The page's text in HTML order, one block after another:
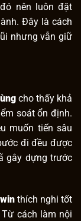
nên luôn đặt
Đây là cách
nhưng vẫn giữ
cho thấy khả
soát ổn định.
muốn tiến sâu
đi đều được
gây dựng trước
thích nghi tốt
cách làm nội